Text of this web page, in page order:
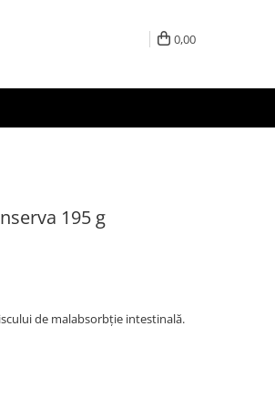
0,00
195 g
de malabsorbţie intestinală.